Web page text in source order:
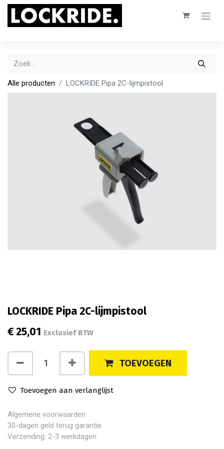
Alle producten LOCKRIDE Pipa 2C-lijmpistool
LOCKRIDE Pipa 2C-lijmpistool
€25,01 Exclusief BTW
TOEVOEGEN
Toevoegen aan verlanglijst
Algemene voorwaarden
30-dagen geld terug garantie
Verzending: 2-3 werkdagen